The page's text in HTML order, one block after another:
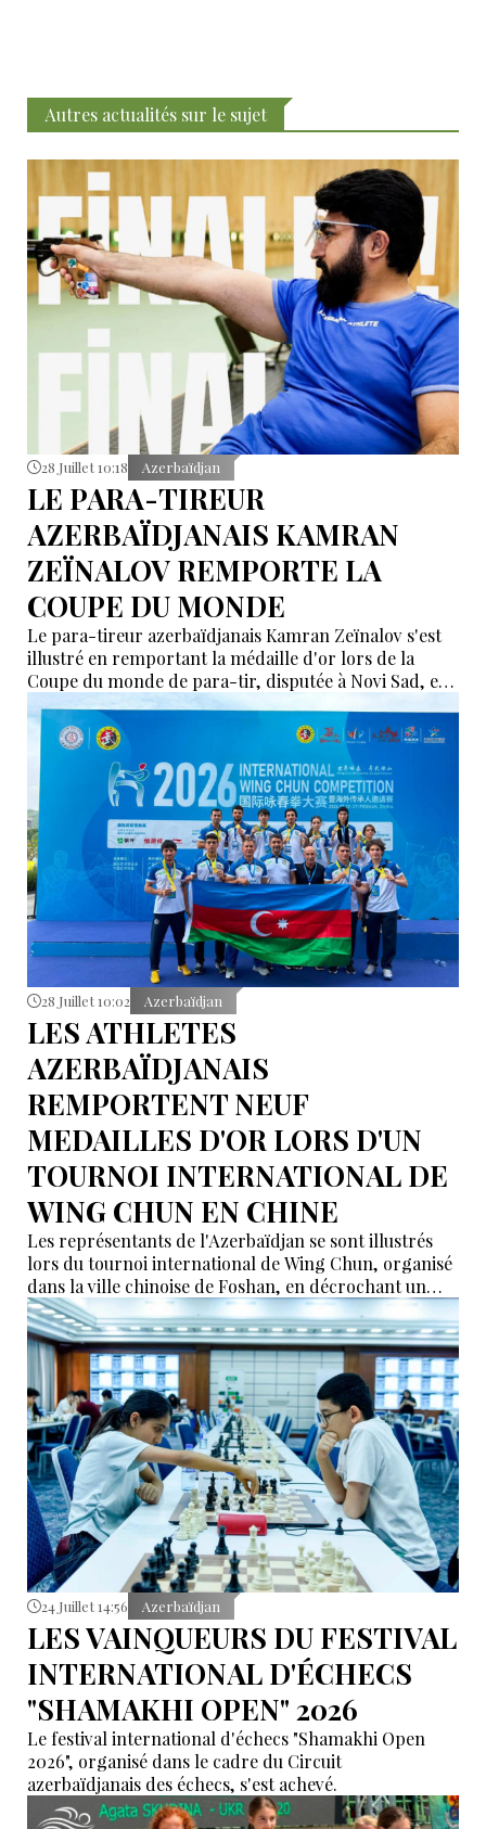
Autres actualités sur le sujet
28 Juillet 10:18 Azerbaïdjan
LE PARA-TIREUR
AZERBAÏDJANAIS KAMRAN
ZEÏNALOV REMPORTE LA
COUPE DU MONDE
Le para-tireur azerbaïdjanais Kamran Zeïnalov s'est
illustré en remportant la médaille d'or lors de la
Coupe du monde de para-tir, disputée à Novi Sad, en
Serbie.
28 Juillet 10:02 Azerbaïdjan
LES ATHLETES
AZERBAÏDJANAIS
REMPORTENT NEUF
MEDAILLES D'OR LORS D'UN
TOURNOI INTERNATIONAL DE
WING CHUN EN CHINE
Les représentants de l'Azerbaïdjan se sont illustrés
lors du tournoi international de Wing Chun, organisé
dans la ville chinoise de Foshan, en décrochant un
total de neuf médailles d'or, selon des informations
relayées par İdman.Biz.
24 Juillet 14:56 Azerbaïdjan
LES VAINQUEURS DU FESTIVAL
INTERNATIONAL D'ÉCHECS
"SHAMAKHI OPEN" 2026
Le festival international d'échecs "Shamakhi Open
2026", organisé dans le cadre du Circuit
azerbaïdjanais des échecs, s'est achevé.